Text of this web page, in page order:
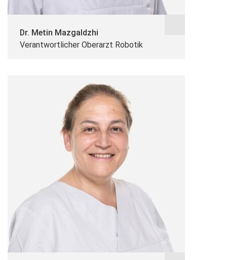
Dr. Metin Mazgaldzhi
Verantwortlicher Oberarzt Robotik